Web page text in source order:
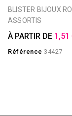
BLISTER BIJOUX ROSE 2
ASSORTIS
À PARTIR DE 1,51
Référence 34427